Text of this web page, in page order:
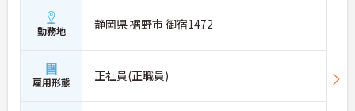
勤務地 静岡県 裾野市 御宿1472
雇用形態 正社員(正職員)